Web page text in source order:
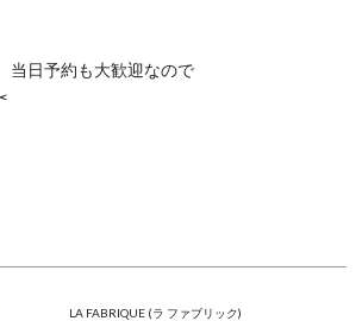
日予約も大歓迎なので
LA FABRIQUE (ラ ファブリック)